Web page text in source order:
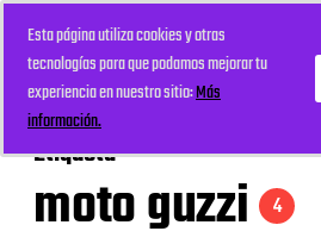
mi recreo
Etiqueta
moto guzzi 4
Esta página utiliza cookies y otras
tecnologías para que podamos mejorar tu
experiencia en nuestro sitio:Más
información.